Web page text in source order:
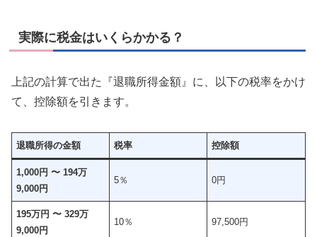
実際に税金はいくらかかる？
上記の計算で出た『退職所得金額』に、以下の税率をかけ
て、控除額を引きます。
退職所得の金額 税率 控除額
1,000円 〜 194万
9,000円
5％ 0円
195万円 〜 329万
9,000円
10％ 97,500円